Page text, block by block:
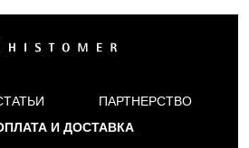
ПАРТНЕРСТВО
И ДОСТАВКА